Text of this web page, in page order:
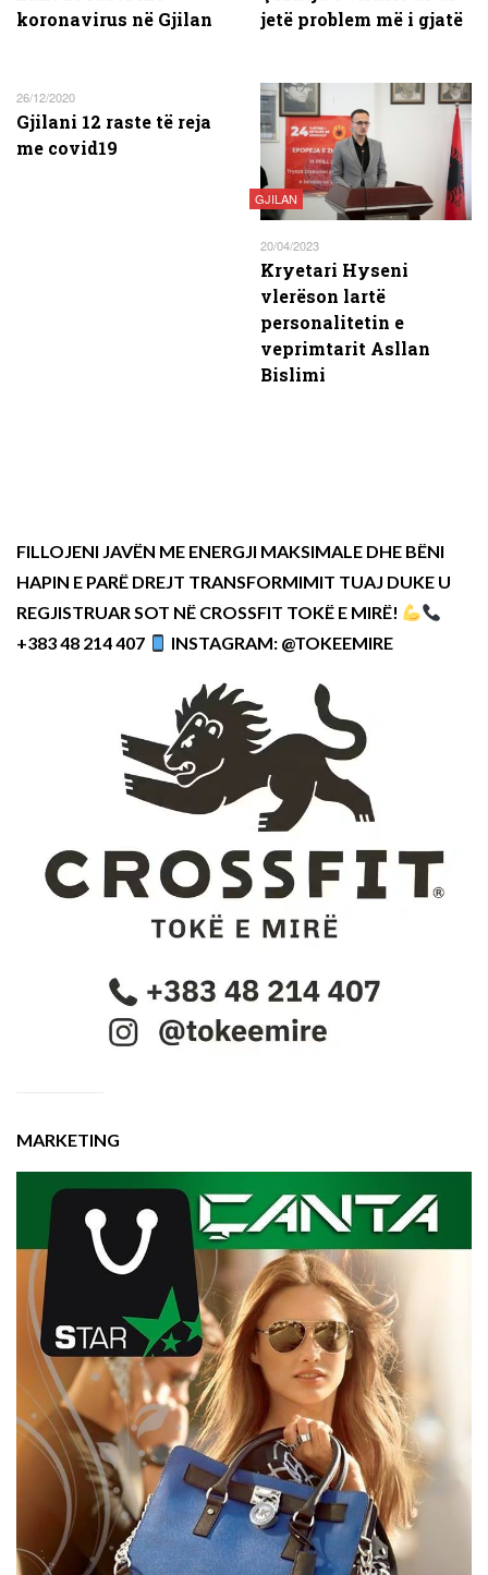
koronavirus në Gjilan
jetë problem më i gjatë
26/12/2020
Gjilani 12 raste të reja
me covid19
GJILAN
20/04/2023
Kryetari Hyseni
vlerëson lartë
personalitetin e
veprimtarit Asllan
Bislimi
FILLOJENI JAVËN ME ENERGJI MAKSIMALE DHE BËNI
HAPIN E PARË DREJT TRANSFORMIMIT TUAJ DUKE U
REGJISTRUAR SOT NË CROSSFIT TOKË E MIRË!
+383 48 214 407
INSTAGRAM: @TOKEEMIRE
MARKETING